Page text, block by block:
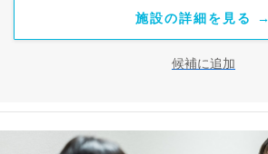
施設の詳細を見る →
候補に追加